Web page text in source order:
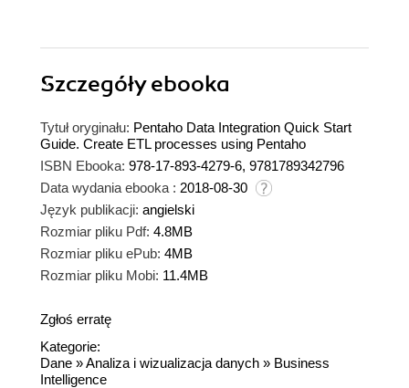
Szczegółyebooka
Tytuł oryginału: Pentaho Data Integration Quick Start
Guide. Create ETL processes using Pentaho
ISBN Ebooka: 978-17-893-4279-6, 9781789342796
Data wydania ebooka : 2018-08-30
Język publikacji: angielski
Rozmiar pliku Pdf: 4.8MB
Rozmiar pliku ePub: 4MB
Rozmiar pliku Mobi: 11.4MB
Zgłoś erratę
Kategorie:
Dane »Analiza i wizualizacja danych » Business
Intelligence